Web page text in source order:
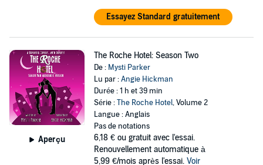
Essayez Standard gratuitement
Aperçu
The Roche Hotel: Season Two
De : Mysti Parker
Lu par :Angie Hickman
Durée : 1 h et 39 min
Série :The Roche Hotel, Volume 2
Langue : Anglais
Pas de notations
6,18 € ou gratuit avec l'essai.
Renouvellement automatique à
5,99 €/mois après l'essai. Voir